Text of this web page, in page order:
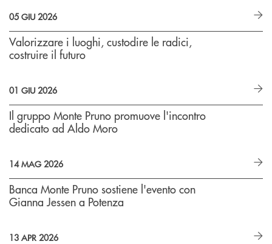
05 GIU 2026
Valorizzare i luoghi, custodire le radici,
costruire il futuro
01 GIU 2026
Il gruppo Monte Pruno promuove l'incontro
dedicato ad Aldo Moro
14 MAG 2026
Banca Monte Pruno sostiene l'evento con
Gianna Jessen a Potenza
13 APR 2026